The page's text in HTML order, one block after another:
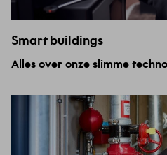
Smart buildings
Alles over onze slimme